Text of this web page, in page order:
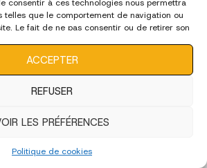
consentir à ces technologies nous permettra
telles que le comportement de navigation ou
Le fait de ne pas consentir ou de retirer son
ACCEPTER
REFUSER
LES PRÉFÉRENCES
Politique de cookies